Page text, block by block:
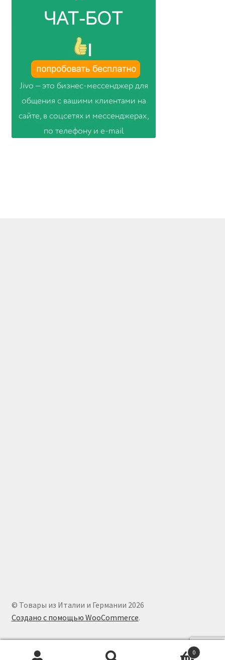
© Товары из Италии и Германии 2026
Создано с помощью WooCommerce.
0